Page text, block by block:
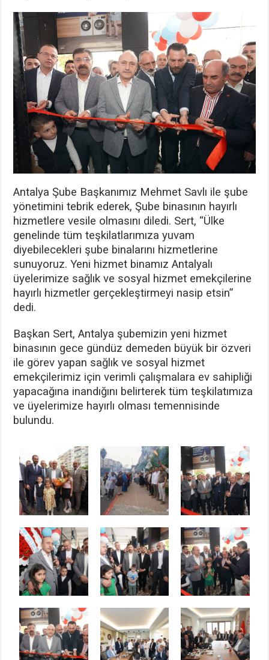
Antalya Şube Başkanımız Mehmet Savlı ile şube
yönetimini tebrik ederek, Şube binasının hayırlı
hizmetlere vesile olmasını diledi. Sert, “Ülke
genelinde tüm teşkilatlarımıza yuvam
diyebilecekleri şube binalarını hizmetlerine
sunuyoruz. Yeni hizmet binamız Antalyalı
üyelerimize sağlık ve sosyal hizmet emekçilerine
hayırlı hizmetler gerçekleştirmeyi nasip etsin”
dedi.
Başkan Sert, Antalya şubemizin yeni hizmet
binasının gece gündüz demeden büyük bir özveri
ile görev yapan sağlık ve sosyal hizmet
emekçilerimiz için verimli çalışmalara ev sahipliği
yapacağına inandığını belirterek tüm teşkilatımıza
ve üyelerimize hayırlı olması temennisinde
bulundu.